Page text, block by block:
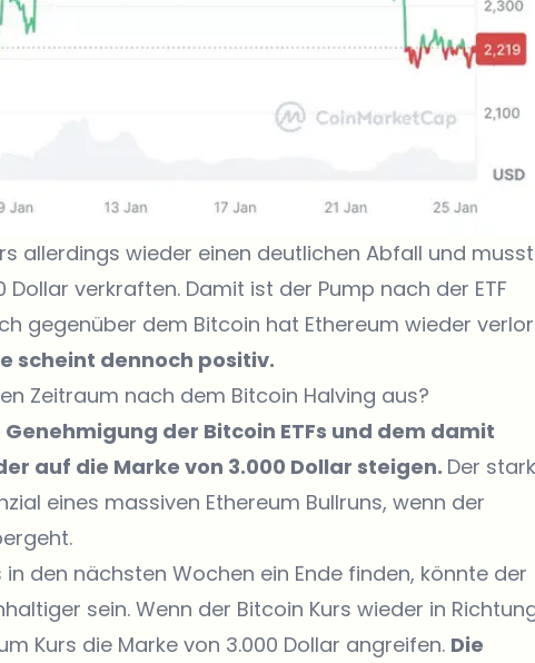
allerdings wieder einen deutlichen Abfall und
verkraften. Damit ist der Pump nach der ETF
gegenüber dem Bitcoin hat Ethereum wieder
scheint dennoch positiv.
Zeitraum nach dem Bitcoin Halving aus?
der Bitcoin ETFs und dem damit
auf die Marke von 3.000 Dollar steigen. Der
eines massiven Ethereum Bullruns, wenn der
den nächsten Wochen ein Ende finden, könnte der
sein. Wenn der Bitcoin Kurs wieder in
Kurs die Marke von 3.000 Dollar angreifen. Die